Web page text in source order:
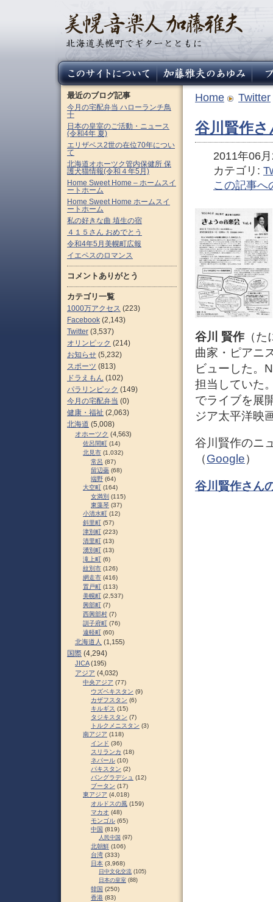
Home Twitter
谷川賢作
2011年06
カテゴリ:
この記事へ
谷川 賢作（た
曲家・ピアニ
ビューした。
担当していた
でライブを展
ジア太平洋映
谷川賢作のニ
（Google）
谷川賢作さん
最近のブログ記事
今月の宅配弁当 ハローランチ鳥
十
日本の皇室のご活動・ニュース
(令和4年 夏)
エリザベス2世の在位70年につい
て
北海道オホーツク管内保健所 保
護犬猫情報(令和４年5月)
Home Sweet Home – ホームスイ
ートホーム
Home Sweet Home ホームスイ
ートホーム
私の好きな曲 埴生の宿
４１５さん おめでとう
令和4年5月美幌町広報
イエペスのロマンス
コメントありがとう
カテゴリ一覧
1000万アクセス (223)
Facebook (2,143)
Twitter (3,537)
オリンピック (214)
お知らせ (5,232)
スポーツ (813)
ドラえもん (102)
パラリンピック (149)
今月の宅配弁当 (0)
健康・福祉 (2,063)
北海道 (5,008)
オホーツク (4,563)
佐呂間町 (14)
北見市 (1,032)
常呂 (87)
留辺蘂 (68)
端野 (64)
大空町 (164)
女満別 (115)
東藻琴 (37)
小清水町 (12)
斜里町 (57)
津別町 (223)
清里町 (13)
湧別町 (13)
滝上町 (6)
紋別市 (126)
網走市 (416)
置戸町 (113)
美幌町 (2,537)
興部町 (7)
西興部村 (7)
訓子府町 (76)
遠軽町 (60)
北海道人 (1,155)
国際 (4,294)
JICA(195)
アジア (4,032)
中央アジア (77)
ウズベキスタン (9)
カザフスタン (6)
キルギス (15)
タジキスタン (7)
トルクメニスタン (3)
南アジア (118)
インド (36)
スリランカ (18)
ネパール (10)
パキスタン (2)
バングラデシュ (12)
ブータン (17)
東アジア (4,018)
オルドスの風 (159)
マカオ (48)
モンゴル (65)
中国 (819)
人民中国 (97)
北朝鮮 (106)
台湾 (333)
日本 (3,968)
日中文化交流 (105)
日本の皇室 (88)
韓国 (250)
香港 (83)